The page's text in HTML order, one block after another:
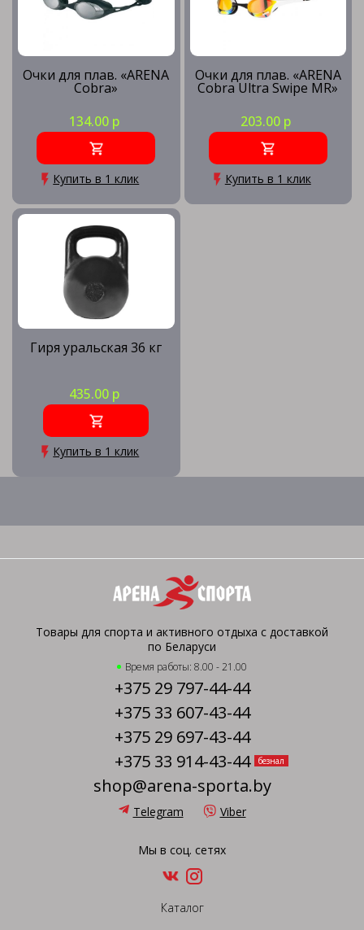
Очки для плав. «ARENA
Cobra»
134.00 р
Купить в 1 клик
Очки для плав. «ARENA
Cobra Ultra Swipe MR»
203.00 р
Купить в 1 клик
Гиря уральская 36 кг
435.00 р
Купить в 1 клик
Товары для спорта и активного отдыха с доставкой
по Беларуси
Время работы: 8.00 - 21.00
+375 29 797-44-44
+375 33 607-43-44
+375 29 697-43-44
+375 33 914-43-44
безнал
shop@arena-sporta.by
Telegram Viber
Мы в соц. сетях
Каталог